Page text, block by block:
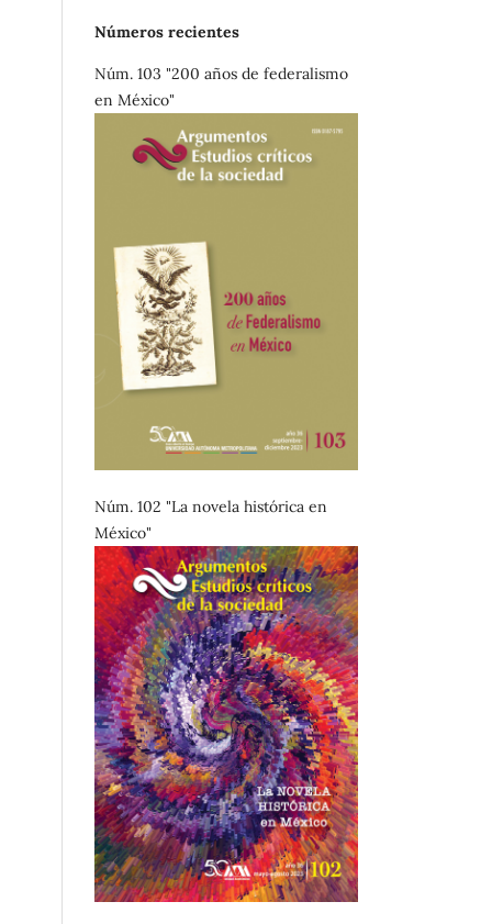
Números recientes
Núm. 103 "200 años de federalismo
en México"
Núm. 102 "La novela histórica en
México"